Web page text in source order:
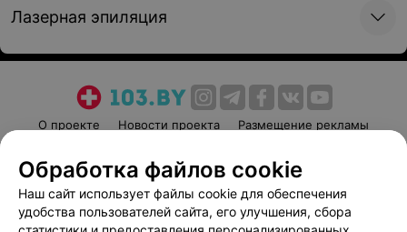
Аппаратная косметология
SMAS-лифтинг шеи и
декольте
скидкой 40%, процедура
проводится на аппарате
Liftera-A
1 162 руб.
SMAS-лифтинг
периорбитальной зоны
скидкой 40%, процедура
проводится на аппарате
Liftera-A
378 руб.
Лазерная эпиляция
О проекте Новости проекта
Размещение рекламы
Пользовательское соглашение
Способы оплаты
Вакансии
Партнеры
Написать руководителю 103.by
Обработка файлов cookie
Наш сайт использует файлы cookie для обеспечения
удобства пользователей сайта, его улучшения, сбора